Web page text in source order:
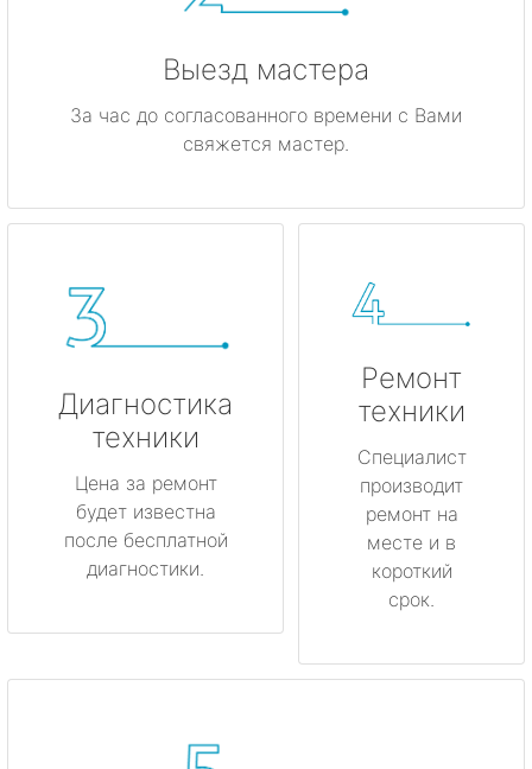
Выезд мастера
За час до согласованного времени с Вами
свяжется мастер.
Диагностика
техники
Цена за ремонт
будет известна
после бесплатной
диагностики.
Ремонт
техники
Специалист
производит
ремонт на
месте и в
короткий
срок.